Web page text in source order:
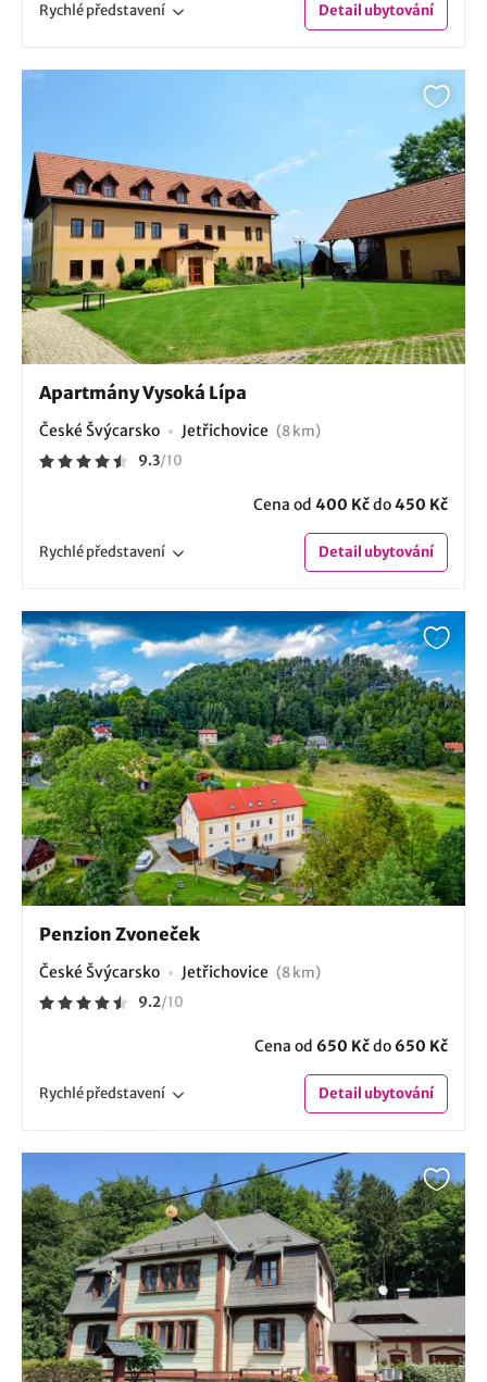
Rychlépředstavení Detailubytování
Apartmány Vysoká Lípa
České Švýcarsko Jetřichovice (8 km)
9.3/10
Cena od 400 Kčdo450 Kč
Rychlépředstavení Detailubytování
Penzion Zvoneček
České Švýcarsko Jetřichovice (8 km)
9.2/10
Cena od 650 Kčdo 650 Kč
Rychlépředstavení Detailubytování